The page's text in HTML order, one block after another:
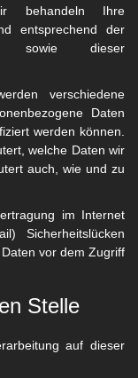
behandeln Ihre
entsprechend der
sowie dieser
verschiedene
Daten
werden können.
welche Daten wir
auch, wie und zu
im Internet
Sicherheitslücken
vor dem Zugriff
Stelle
auf dieser